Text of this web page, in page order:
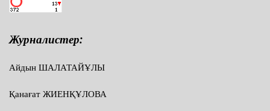
Журналистер:
Айдын ШАЛАТАЙҰЛЫ
Қанағат ЖИЕНҚҰЛОВА